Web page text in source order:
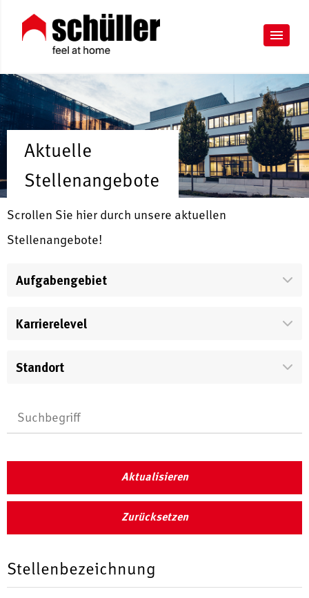
Aktuelle
Stellenangebote
Scrollen Sie hier durch unsere aktuellen
Stellenangebote!
Aufgabengebiet
Karrierelevel
Standort
Aktualisieren
Zurücksetzen
Stellenbezeichnung